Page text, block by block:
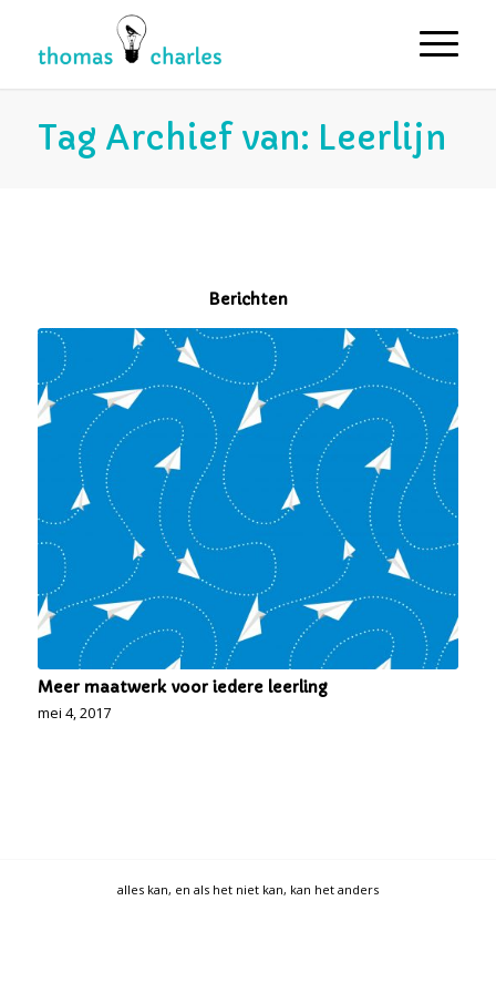
Tag Archief van: Leerlijn
Berichten
Meer maatwerk voor iedere leerling
mei 4, 2017
alles kan, en als het niet kan, kan het anders